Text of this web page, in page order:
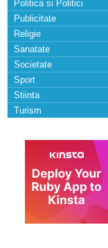
Politica si Politici
Publicitate
Religie
Sanatate
Societate
Sport
Stiinta
Turism